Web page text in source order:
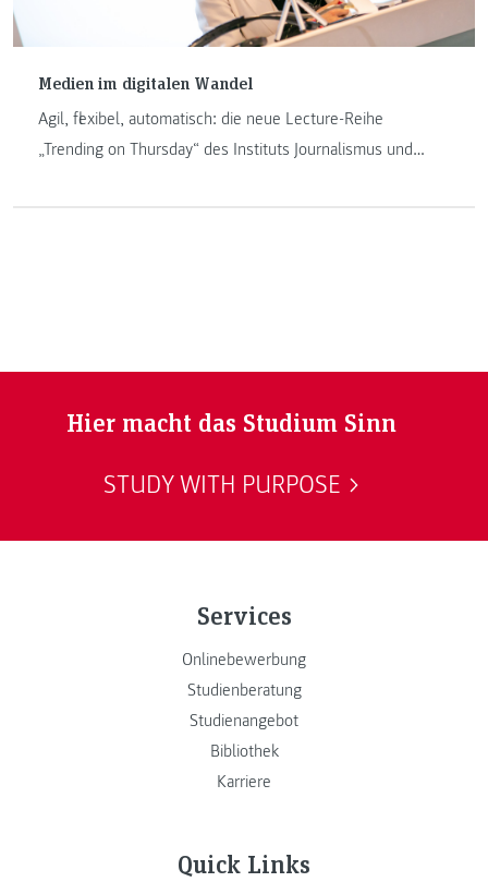
Medien im digitalen Wandel
Agil, flexibel, automatisch: die neue Lecture-Reihe
„Trending on Thursday“ des Instituts Journalismus und
Hier macht das Studium Sinn
STUDY WITH PURPOSE
Services
Onlinebewerbung
Studienberatung
Studienangebot
Bibliothek
Karriere
Quick Links